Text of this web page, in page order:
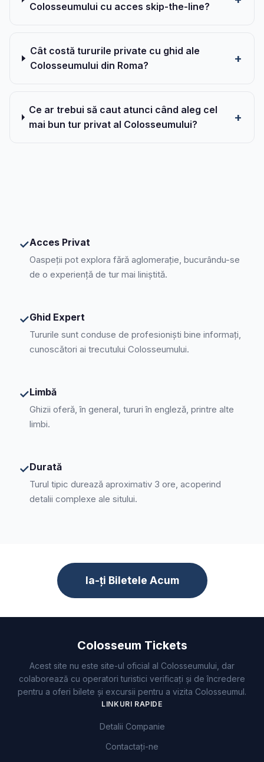
Colosseumului cu acces skip-the-line?
Cât costă tururile private cu ghid ale
Colosseumului din Roma?
Ce ar trebui să caut atunci când aleg cel
mai bun tur privat al Colosseumului?
✓Acces Privat
Oaspeții pot explora fără aglomerație, bucurându-se
de o experiență de tur mai liniștită.
✓Ghid Expert
Tururile sunt conduse de profesioniști bine informați,
cunoscători ai trecutului Colosseumului.
✓Limbă
Ghizii oferă, în general, tururi în engleză, printre alte
limbi.
✓Durată
Turul tipic durează aproximativ 3 ore, acoperind
detalii complexe ale sitului.
Ia-ți Biletele Acum
Colosseum Tickets
Acest site nu este site-ul oficial al Colosseumului, dar
colaborează cu operatori turistici verificați și de încredere
pentru a oferi bilete și excursii pentru a vizita Colosseumul.
LINKURI RAPIDE
Detalii Companie
Contactați-ne